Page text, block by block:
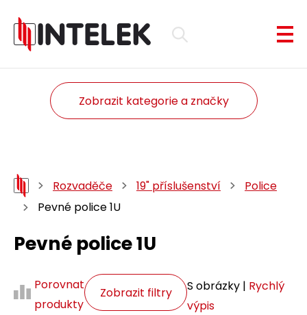
Zobrazit kategorie a značky
Rozvaděče 19" příslušenství
Police
Pevné police 1U
Pevné police 1U
Porovnat
produkty
Zobrazit filtry S obrázky | Rychlý
výpis